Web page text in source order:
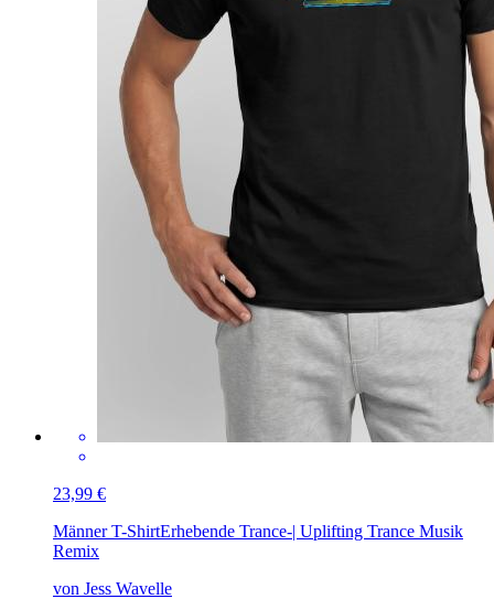
23,99 €
Männer T-ShirtErhebende Trance-| Uplifting Trance Musik
Remix
von Jess Wavelle